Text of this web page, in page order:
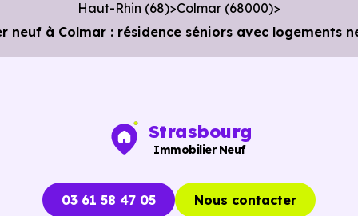
Haut-Rhin (68) Colmar (68000)
à Colmar : résidence séniors avec logements
Strasbourg
Immobilier Neuf
03 61 58 47 05 Nous contacter